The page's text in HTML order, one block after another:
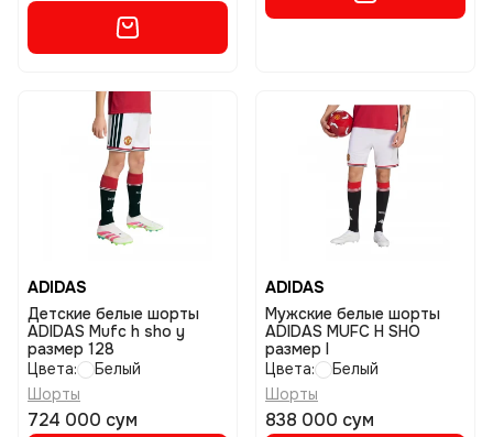
ADIDAS
Детские белые шорты
ADIDAS Mufc h sho y
размер 128
Цвета:
Белый
Шорты
724 000 сум
ADIDAS
Мужские белые шорты
ADIDAS MUFC H SHO
размер l
Цвета:
Белый
Шорты
838 000 сум